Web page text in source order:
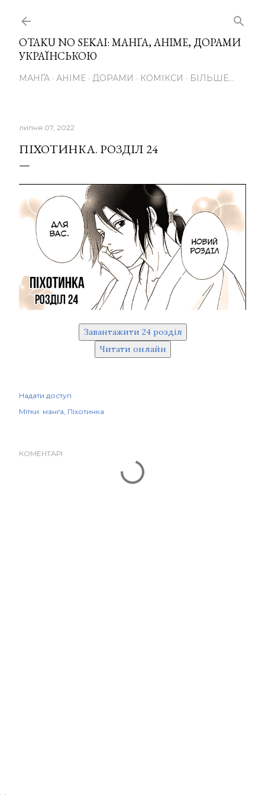
OTAKU NO SEKAI: МАНҐА, АНІМЕ, ДОРАМИ
УКРАЇНСЬКОЮ
МАНҐА АНІМЕ ДОРАМИ КОМІКСИ БІЛЬШЕ…
липня 07, 2022
ПІХОТИНКА. РОЗДІЛ 24
Завантажити 24 розділ
Читати онлайн
Надати доступ
Мітки: манґа Піхотинка
КОМЕНТАРІ